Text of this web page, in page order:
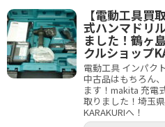
【電動工具
式ハンマドリ
ました！鶴ヶ
クルショップ
電動工具 インパク
中古品はもちろん
ます！makita 充電
取りました！埼玉
KARAKURIへ！